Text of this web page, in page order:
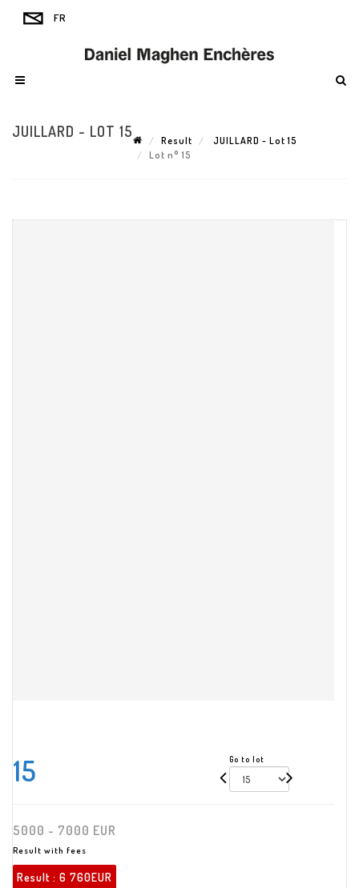
JUILLARD - LOT 15
Result
JUILLARD - Lot 15
Lot n° 15
15 Go to lot
5000 - 7000 EUR
Result with fees
Result : 6 760EUR